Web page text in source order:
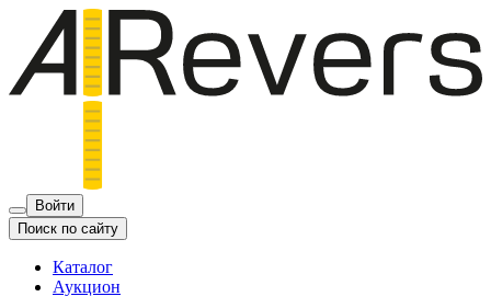
Войти
Поиск по сайту
Каталог
Аукцион